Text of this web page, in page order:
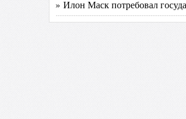
» Илон Маск потребовал